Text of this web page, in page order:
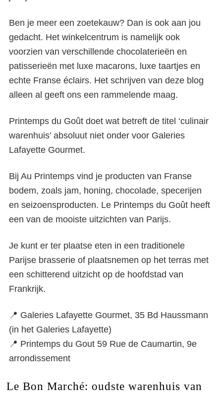
Mooiste warenhuizen in Parijs
Ben je meer een zoetekauw? Dan is ook aan jou
gedacht. Het winkelcentrum is namelijk ook
voorzien van verschillende chocolaterieën en
patisserieën met luxe macarons, luxe taartjes en
echte Franse éclairs. Het schrijven van deze blog
alleen al geeft ons een rammelende maag.
Printemps du Goût doet wat betreft de titel ‘culinair
warenhuis’ absoluut niet onder voor Galeries
Lafayette Gourmet.
Bij Au Printemps vind je producten van Franse
bodem, zoals jam, honing, chocolade, specerijen
en seizoensproducten. Le Printemps du Goût heeft
een van de mooiste uitzichten van Parijs.
Je kunt er ter plaatse eten in een traditionele
Parijse brasserie of plaatsnemen op het terras met
een schitterend uitzicht op de hoofdstad van
Frankrijk.
📍 Galeries Lafayette Gourmet, 35 Bd Haussmann
(in het Galeries Lafayette)
📍 Printemps du Gout 59 Rue de Caumartin, 9e
arrondissement
Le Bon Marché: oudste warenhuis van